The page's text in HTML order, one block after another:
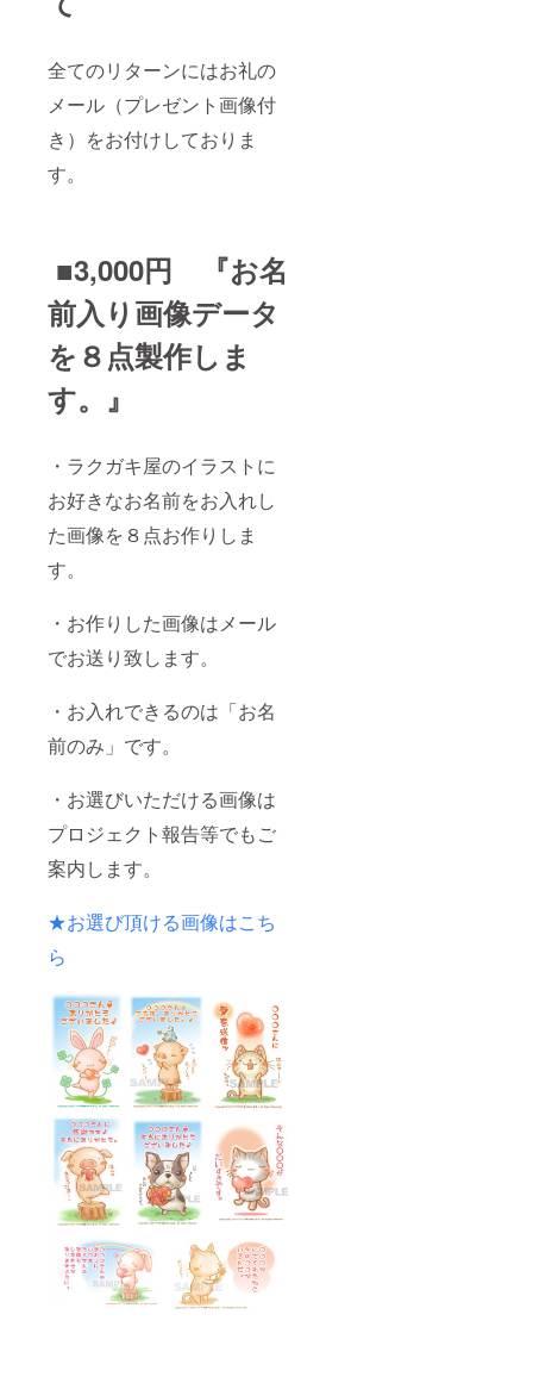
全てのリターンにはお礼の
メール（プレゼント画像付
き）をお付けしておりま
す。
■3,000円 『お名
前入り画像データ
を８点製作しま
す。』
・ラクガキ屋のイラストに
お好きなお名前をお入れし
た画像を８点お作りしま
す。
・お作りした画像はメール
でお送り致します。
・お入れできるのは「お名
前のみ」です。
・お選びいただける画像は
プロジェクト報告等でもご
案内します。
★お選び頂ける画像はこち
ら